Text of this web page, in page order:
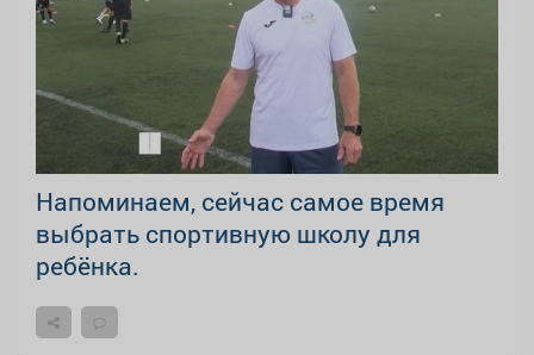
Напоминаем, сейчас самое время
выбрать спортивную школу для
ребёнка.